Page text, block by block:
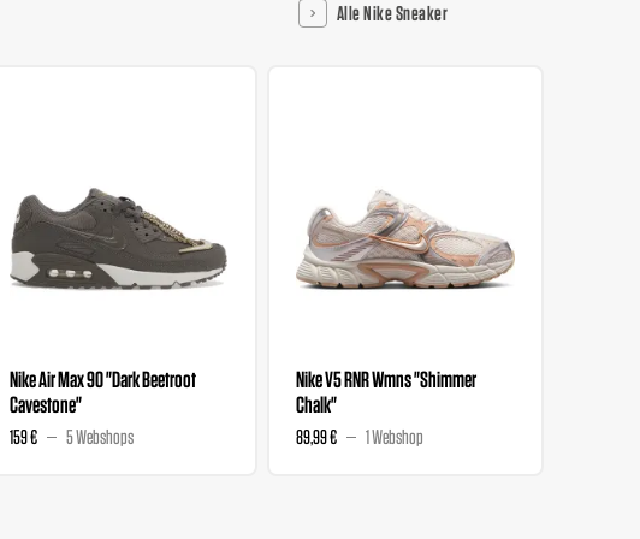
Alle Nike Sneaker
Nike Air Max 90 "Dark Beetroot
Cavestone"
159 € 5 Webshops
Nike V5 RNR Wmns "Shimmer
Chalk"
89,99 € 1 Webshop